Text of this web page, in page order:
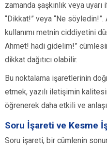
zamanda şaşkınlık veya
“Dikkat!” veya “Ne söyledin!”.
kullanımı metnin ciddiyetini
Ahmet! hadi gidelim!”
dikkat dağıtıcı olabilir.
Bu noktalama işaretlerinin
etmek, yazılı iletişimin
öğrenerek daha etkili ve
Soru İşareti ve Kesme
Soru işareti, bir cümlenin